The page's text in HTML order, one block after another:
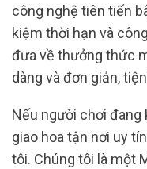
công nghệ tiên tiến
kiệm thời hạn và
đưa về thưởng thức
dàng và đơn giản,
Nếu người chơi
giao hoa tận nơi uy
tôi. Chúng tôi là một